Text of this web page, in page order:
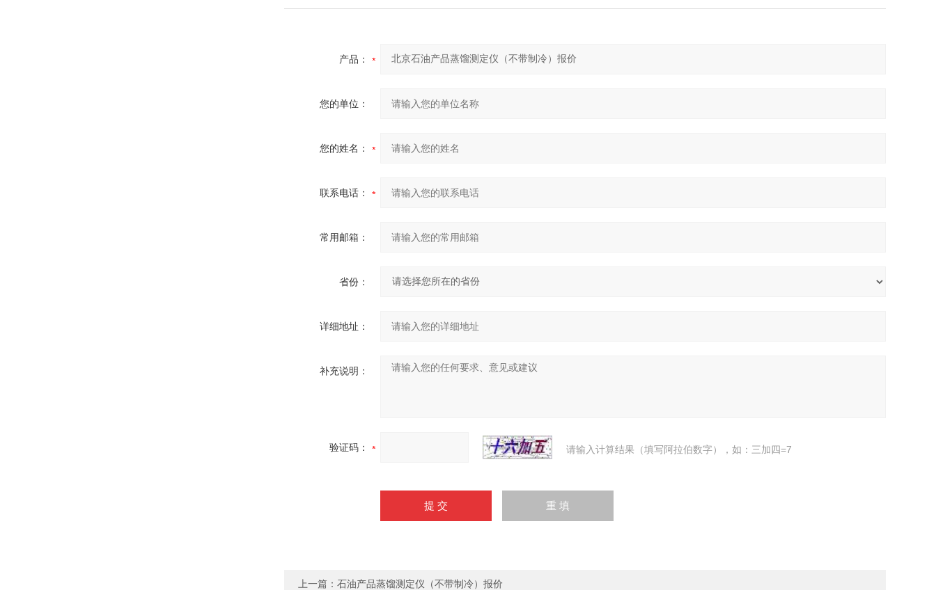
产品：
您的单位：
您的姓名：
联系电话：
常用邮箱：
省份：
详细地址：
补充说明：
验证码： 请输入计算结果（填写阿拉伯数字），如：三加四=7
上一篇： 石油产品蒸馏测定仪（不带制冷）报价